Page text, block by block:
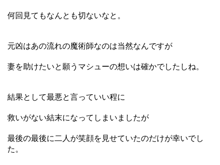
何回見てもなんとも切ないなと。
元凶はあの流れの魔術師なのは当然なんですが
妻を助けたいと願うマシューの想いは確かでしたしね。
結果として最悪と言っていい程に
救いがない結末になってしまいましたが
最後の最後に二人が笑顔を見せていたのだけが幸いでし
た。